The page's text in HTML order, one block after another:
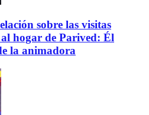
sobre las visitas
hogar de Parived: Él
la animadora